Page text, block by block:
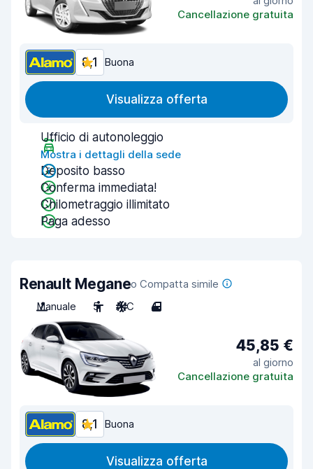
Cancellazione gratuita
8,1 Buona
Visualizza offerta
Ufficio di autonoleggio
Mostra i dettagli della sede
Deposito basso
Conferma immediata!
Chilometraggio illimitato
Paga adesso
Renault Meganeo Compatta simile
Manuale
5 A/C 4
45,85 €
al giorno
Cancellazione gratuita
8,1 Buona
Visualizza offerta